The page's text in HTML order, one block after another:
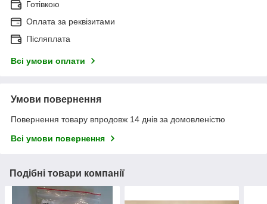
Готівкою
Оплата за реквізитами
Післяплата
Всі умови оплати
Умови повернення
Повернення товару впродовж 14 днів за домовленістю
Всі умови повернення
Подібні товари компанії